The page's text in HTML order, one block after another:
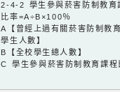
2-4-2 學生參與菸害防制教育
比率=A÷B×100％
A【曾經上過有關菸害防制教
學生人數】
B【全校學生總人數】
C 學生參與菸害防制教育課程